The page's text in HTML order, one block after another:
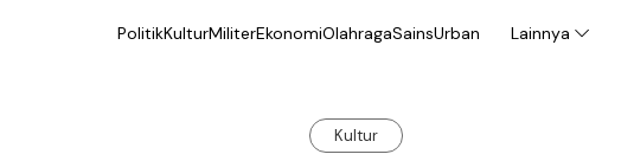
PolitikKulturMiliterEkonomiOlahragaSainsUrban Lainnya
Kultur